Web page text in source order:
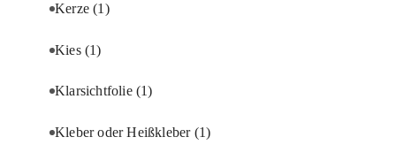
Kerze(1)
Kies (1)
Klarsichtfolie (1)
Kleber oder Heißkleber (1)